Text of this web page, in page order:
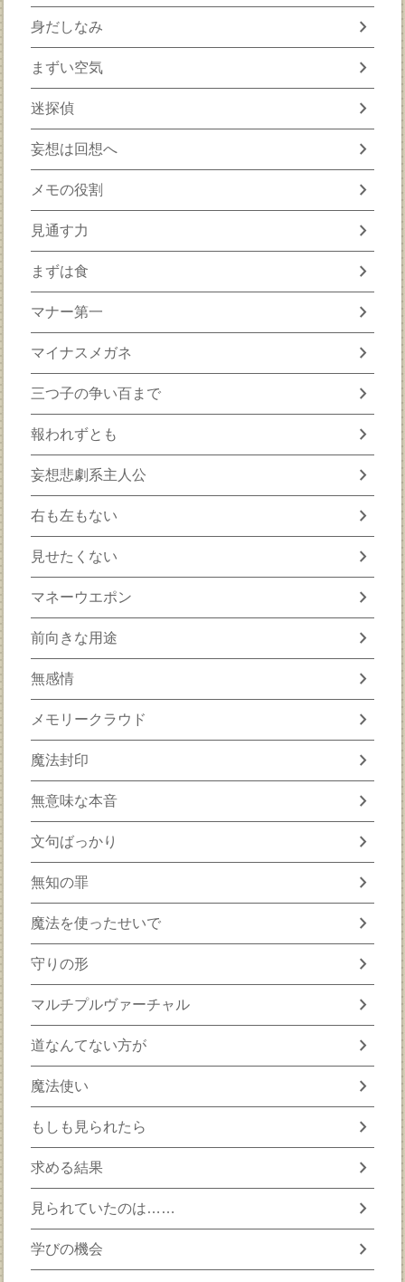
身だしなみ chevron_right
まずい空気 chevron_right
迷探偵 chevron_right
妄想は回想へ chevron_right
メモの役割 chevron_right
見通す力 chevron_right
まずは食 chevron_right
マナー第一 chevron_right
マイナスメガネ chevron_right
三つ子の争い百まで chevron_right
報われずとも chevron_right
妄想悲劇系主人公 chevron_right
右も左もない chevron_right
見せたくない chevron_right
マネーウエポン chevron_right
前向きな用途 chevron_right
無感情 chevron_right
メモリークラウド chevron_right
魔法封印 chevron_right
無意味な本音 chevron_right
文句ばっかり chevron_right
無知の罪 chevron_right
魔法を使ったせいで chevron_right
守りの形 chevron_right
マルチプルヴァーチャル chevron_right
道なんてない方が chevron_right
魔法使い chevron_right
もしも見られたら chevron_right
求める結果 chevron_right
見られていたのは…… chevron_right
学びの機会 chevron_right